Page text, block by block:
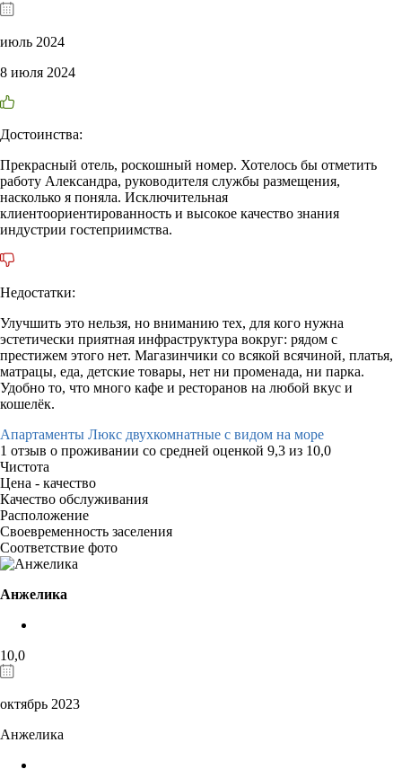
июль 2024
8 июля 2024
Достоинства:
Прекрасный отель, роскошный номер. Хотелось бы отметить
работу Александра, руководителя службы размещения,
насколько я поняла. Исключительная
клиентоориентированность и высокое качество знания
индустрии гостеприимства.
Недостатки:
Улучшить это нельзя, но вниманию тех, для кого нужна
эстетически приятная инфраструктура вокруг: рядом с
престижем этого нет. Магазинчики со всякой всячиной, платья,
матрацы, еда, детские товары, нет ни променада, ни парка.
Удобно то, что много кафе и ресторанов на любой вкус и
кошелёк.
Апартаменты Люкс двухкомнатные с видом на море
1 отзыв о проживании со средней оценкой 9,3 из 10,0
Чистота
Цена - качество
Качество обслуживания
Расположение
Своевременность заселения
Соответствие фото
Анжелика
10,0
октябрь 2023
Анжелика